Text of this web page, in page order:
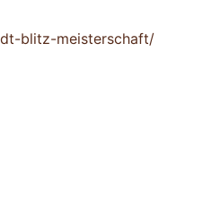
blitz-meisterschaft/